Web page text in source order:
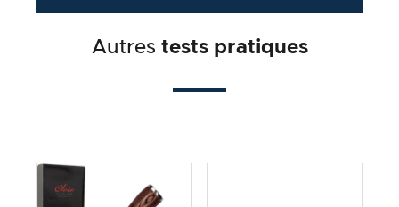
Autres tests pratiques